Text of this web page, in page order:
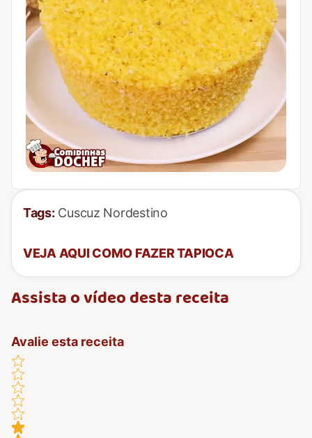
Tags: Cuscuz Nordestino
VEJA AQUI COMO FAZER TAPIOCA
Assista o vídeo desta receita
Avalie esta receita